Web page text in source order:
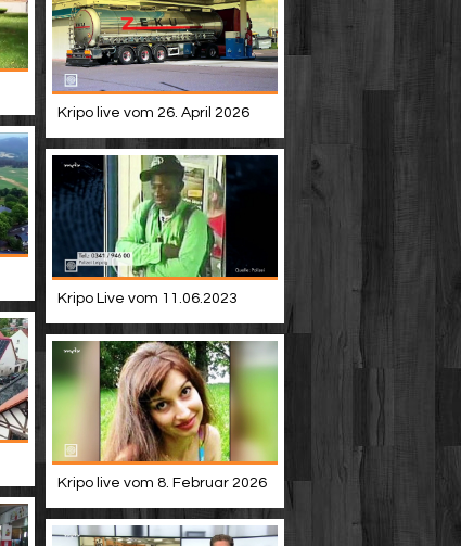
Kripo live vom 26. April 2026
Kripo Live vom 11.06.2023
Kripo live vom 8. Februar 2026